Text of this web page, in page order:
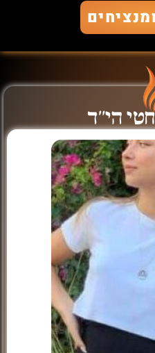
הי"ד